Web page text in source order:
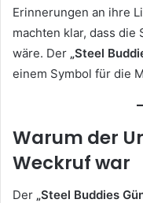
Erinnerungen an ihre
machten klar, dass
wäre. Der „Steel
einem Symbol für die
Warum der
Weckruf war
Der „Steel Buddies